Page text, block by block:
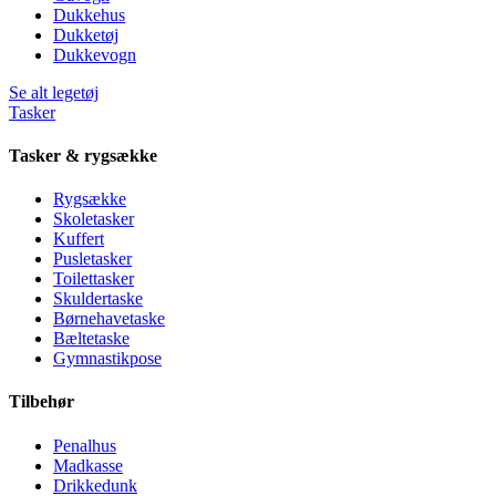
Dukkehus
Dukketøj
Dukkevogn
Se alt legetøj
Tasker
Tasker & rygsække
Rygsække
Skoletasker
Kuffert
Pusletasker
Toilettasker
Skuldertaske
Børnehavetaske
Bæltetaske
Gymnastikpose
Tilbehør
Penalhus
Madkasse
Drikkedunk